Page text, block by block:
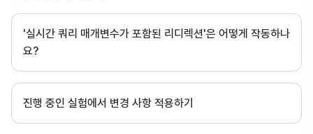
'실시간 쿼리 매개변수가 포함된 리디렉션'은 어떻게 작동하나
요?
진행 중인 실험에서 변경 사항 적용하기